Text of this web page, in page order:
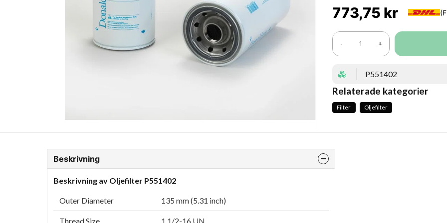
Fordonskem
Motorolja tunga fordon
773,75 kr
- +
P551402
Relaterade kategorier
Filter Oljefilter
Beskrivning
Beskrivning av Oljefilter P551402
Outer Diameter 135 mm (5.31 inch)
Thread Size 1 1/2-16 UN